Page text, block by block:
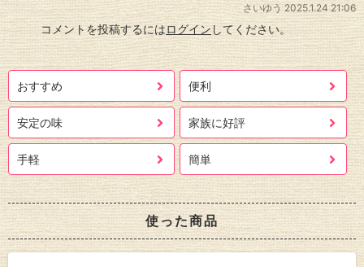
さいゆう2025.1.24 21:06
コメントを投稿するにはログイン してください。
おすすめ 便利
安定の味 家族に好評
手軽 簡単
使った商品